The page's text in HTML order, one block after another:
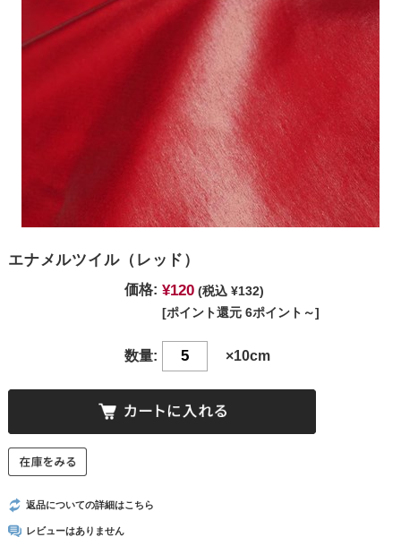
エナメルツイル（レッド）
価格: ¥120 (税込 ¥132)
[ポイント還元 6ポイント～]
数量: ×10cm
返品についての詳細はこちら
レビューはありません